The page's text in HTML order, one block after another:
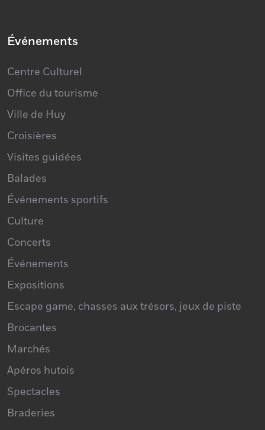
Événements
Centre Culturel
Office du tourisme
Ville de Huy
Croisières
Visites guidées
Balades
Événements sportifs
Culture
Concerts
Événements
Expositions
Escape game, chasses aux trésors, jeux de piste
Brocantes
Marchés
Apéros hutois
Spectacles
Braderies